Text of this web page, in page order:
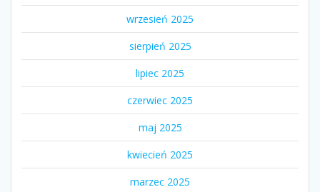
wrzesień 2025
sierpień 2025
lipiec 2025
czerwiec 2025
maj 2025
kwiecień 2025
marzec 2025